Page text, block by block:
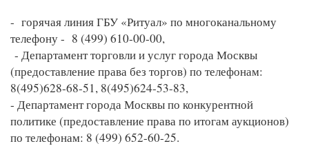
- горячая линия ГБУ «Ритуал» по многоканальному
телефону - 8 (499) 610-00-00,
- Департамент торговли и услуг города Москвы
(предоставление права без торгов) по телефонам:
8(495)628-68-51, 8(495)624-53-83,
- Департамент города Москвы по конкурентной
политике (предоставление права по итогам аукционов)
по телефонам: 8 (499) 652-60-25.